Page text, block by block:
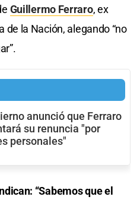
Guillermo Ferraro, ex
la Nación, alegando “no
anunció que Ferraro
su renuncia "por
personales"
“Sabemos que el